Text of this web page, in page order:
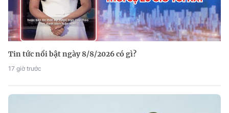
Tin tức nổi bật ngày 8/8/2026 có gì?
17 giờ trước